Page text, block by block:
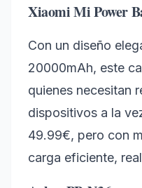
Xiaomi Mi Power
Con un diseño
20000mAh, este
quienes necesitan
dispositivos a la
49.99€, pero con
carga eficiente,